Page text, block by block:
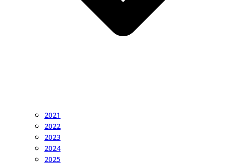
2021
2022
2023
2024
2025